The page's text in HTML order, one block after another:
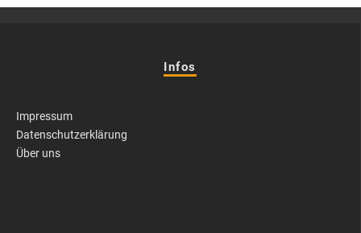
Infos
Impressum
Datenschutzerklärung
Über uns